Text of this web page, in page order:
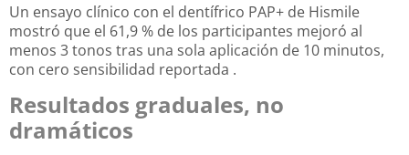
Un ensayo clínico con el dentífrico PAP+ de Hismile
mostró que el 61,9 % de los participantes mejoró al
menos 3 tonos tras una sola aplicación de 10 minutos,
con cero sensibilidad reportada .
Resultados graduales, no
dramáticos